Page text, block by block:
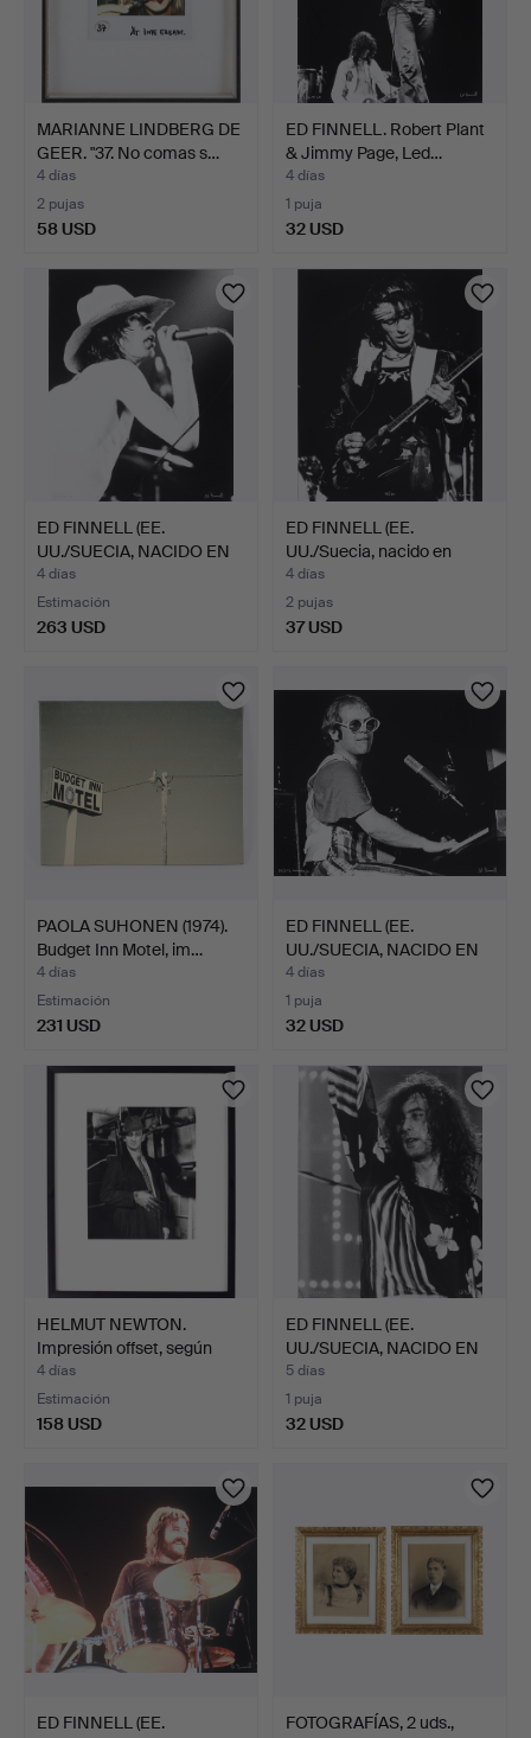
MARIANNE LINDBERG DE
GEER. "37. No comas s…
4 días
2 pujas
58 USD
ED FINNELL. Robert Plant
& Jimmy Page, Led…
4 días
1 puja
32 USD
ED FINNELL (EE.
UU./SUECIA, NACIDO EN
1956…
4 días
Estimación
263 USD
ED FINNELL (EE.
UU./Suecia, nacido en
1956…
4 días
2 pujas
37 USD
PAOLA SUHONEN (1974).
Budget Inn Motel, im…
4 días
Estimación
231 USD
ED FINNELL (EE.
UU./SUECIA, NACIDO EN
1956…
4 días
1 puja
32 USD
HELMUT NEWTON.
Impresión offset, según
"Ro…
4 días
Estimación
158 USD
ED FINNELL (EE.
UU./SUECIA, NACIDO EN
1956…
5 días
1 puja
32 USD
ED FINNELL (EE.
FOTOGRAFÍAS, 2 uds.,